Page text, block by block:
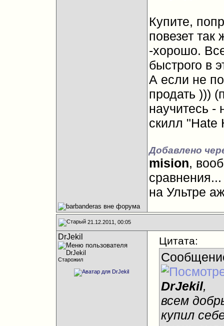
Купите,
повезет так
-хорошо.
быстрого в
А если не
продать )))
научитесь -
скилл "Hate
Добавлено
mision,
на Ультре
21.12.2011, 00:05
DrJekil
Старожил
Цитата:
DrJekil,
всем
купил